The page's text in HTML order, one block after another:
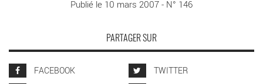
Publié le 10 mars 2007 - N° 146
PARTAGER SUR
FACEBOOK
TWITTER